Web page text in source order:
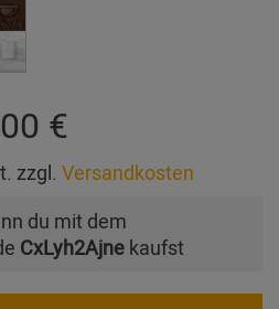
€
zzgl. Versandkosten
du mit dem
CxLyh2Ajne kaufst